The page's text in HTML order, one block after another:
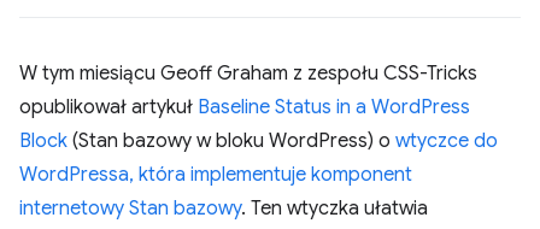
W tym miesiącu Geoff Graham z zespołu CSS-Tricks
opublikował artykuł Baseline Status in a WordPress
Block (Stan bazowy w bloku WordPress) o wtyczce do
WordPressa, która implementuje komponent
internetowy Stan bazowy. Ten wtyczka ułatwia